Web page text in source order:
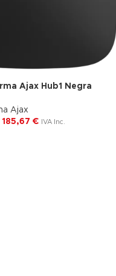
Ajax Hub1 Negra
Ajax
185,67€ IVA Inc.